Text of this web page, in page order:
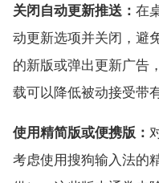
关闭自动更新推送： 在
动更新选项并关闭，避
的新版或弹出更新广告
载可以降低被动接受带
使用精简版或便携版：
考虑使用搜狗输入法的